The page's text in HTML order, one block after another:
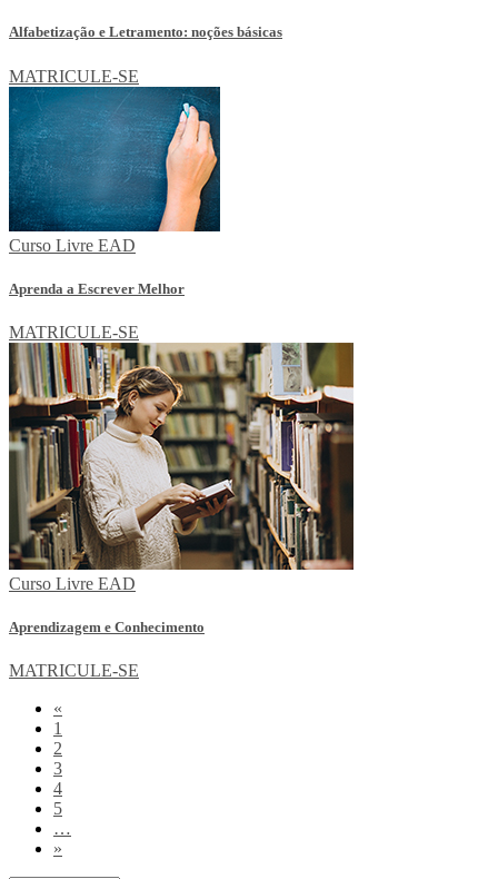
Alfabetização e Letramento: noções básicas
MATRICULE-SE
Curso Livre EAD
Aprenda a Escrever Melhor
MATRICULE-SE
Curso Livre EAD
Aprendizagem e Conhecimento
MATRICULE-SE
«
1
2
3
4
5
…
»